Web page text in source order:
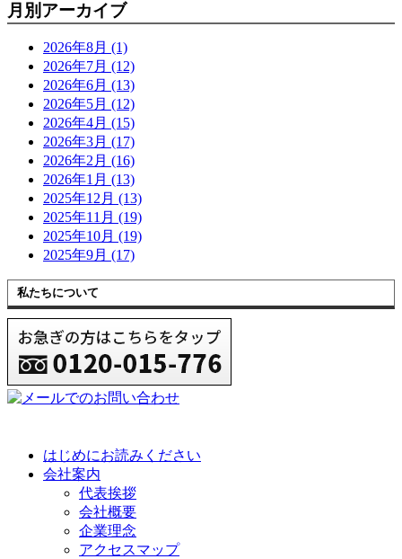
月別アーカイブ
2026年8月 (1)
2026年7月 (12)
2026年6月 (13)
2026年5月 (12)
2026年4月 (15)
2026年3月 (17)
2026年2月 (16)
2026年1月 (13)
2025年12月 (13)
2025年11月 (19)
2025年10月 (19)
2025年9月 (17)
私たちについて
はじめにお読みください
会社案内
代表挨拶
会社概要
企業理念
アクセスマップ